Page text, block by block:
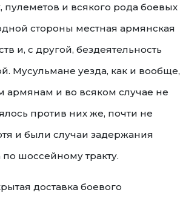
и всякого рода боевых
стороны местная армянская
и, с другой, бездеятельность
Мусульмане уезда, как и вообще,
армянам и во всяком случае не
против них же, почти не
и были случаи задержания
шоссейному тракту.
доставка боевого